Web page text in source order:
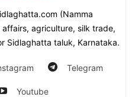
(Namma
agriculture, silk trade,
Sidlaghatta taluk, Karnataka.
Telegram
Youtube